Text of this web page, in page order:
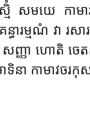
ស្មិំ សមយេ ក
ន្ធារម្មណំ វា រ
ញ្ញា ហោតិ ច
ាទិនា កាមាវច